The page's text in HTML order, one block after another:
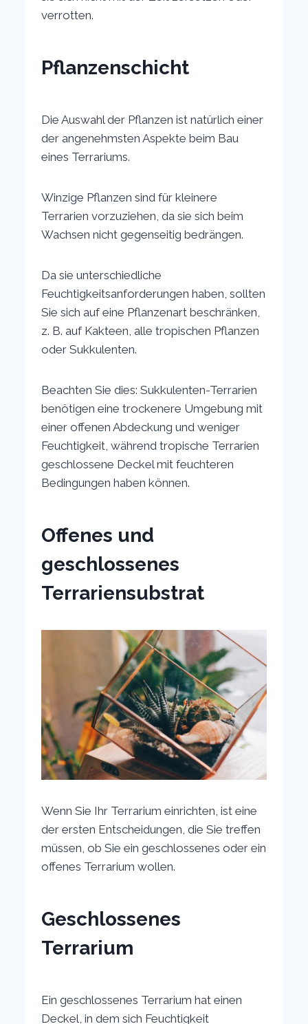
verrotten.
Pflanzenschicht
Die Auswahl der Pflanzen ist natürlich einer
der angenehmsten Aspekte beim Bau
eines Terrariums.
Winzige Pflanzen sind für kleinere
Terrarien vorzuziehen, da sie sich beim
Wachsen nicht gegenseitig bedrängen.
Da sie unterschiedliche
Feuchtigkeitsanforderungen haben, sollten
Sie sich auf eine Pflanzenart beschränken,
z. B. auf Kakteen, alle tropischen Pflanzen
oder Sukkulenten.
Beachten Sie dies: Sukkulenten-Terrarien
benötigen eine trockenere Umgebung mit
einer offenen Abdeckung und weniger
Feuchtigkeit, während tropische Terrarien
geschlossene Deckel mit feuchteren
Bedingungen haben können.
Offenes und
geschlossenes
Terrariensubstrat
Wenn Sie Ihr Terrarium einrichten, ist eine
der ersten Entscheidungen, die Sie treffen
müssen, ob Sie ein geschlossenes oder ein
offenes Terrarium wollen.
Geschlossenes
Terrarium
Ein geschlossenes Terrarium hat einen
Deckel, in dem sich Feuchtigkeit